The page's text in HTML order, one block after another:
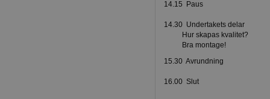
14.15 Paus
14.30 Undertakets delar
Hur skapas kvalitet?
Bra montage!
15.30 Avrundning
16.00 Slut